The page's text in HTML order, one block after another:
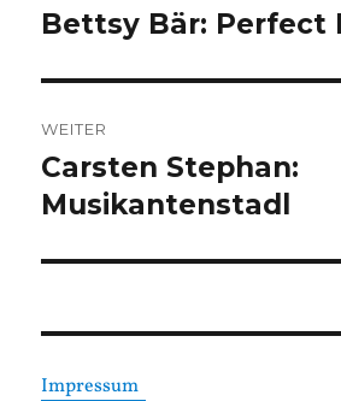
Vorheriger
Bettsy Bär: Perfect
WEITER
Nächster
Beitrag:
Carsten Stephan:
Musikantenstadl
Impressum